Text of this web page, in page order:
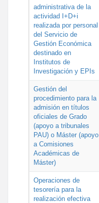
administrativa de la
actividad I+D+i
realizada por personal
del Servicio de
Gestión Económica
destinado en
Institutos de
Investigación y EPIs
Gestión del
procedimiento para la
admisión en títulos
oficiales de Grado
(apoyo a tribunales
PAU) o Máster (apoyo
a Comisiones
Académicas de
Máster)
Operaciones de
tesorería para la
realización efectiva